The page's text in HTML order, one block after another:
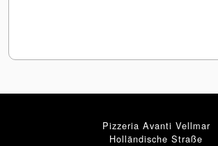
Pizzeria Avanti Vellmar
Holländische Straße